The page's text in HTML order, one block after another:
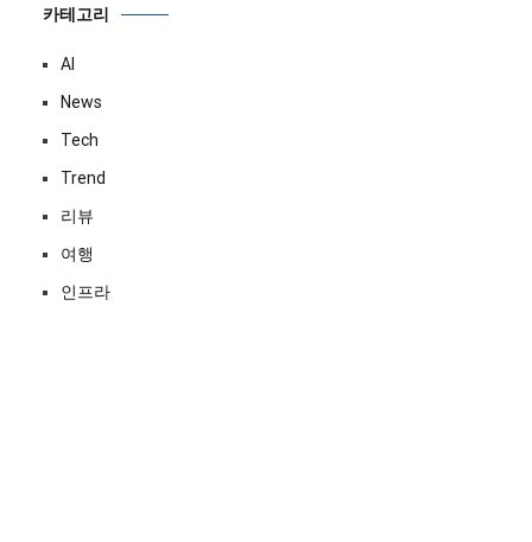
카테고리
AI
News
Tech
Trend
리뷰
여행
인프라